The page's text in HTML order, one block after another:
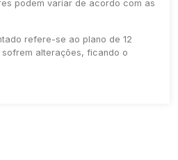
podem variar de acordo com as
refere-se ao plano de 12
alterações, ficando o